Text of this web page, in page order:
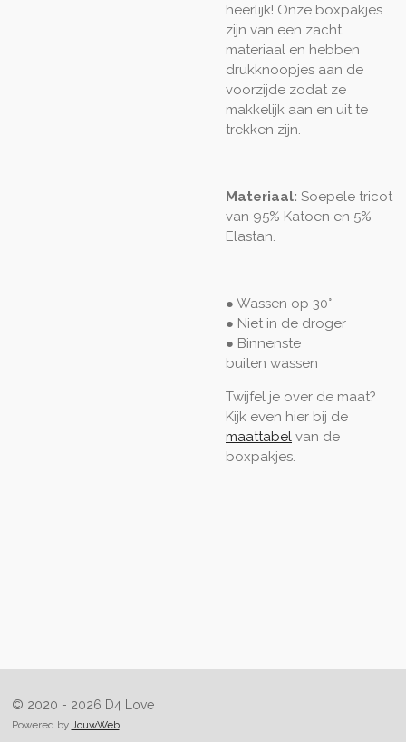
heerlijk! Onze boxpakjes
zijn van een zacht
materiaal en hebben
drukknoopjes aan de
voorzijde zodat ze
makkelijk aan en uit te
trekken zijn.
Materiaal: Soepele tricot
van 95% Katoen en 5%
Elastan.
● Wassen op 30°
● Niet in de droger
● Binnenste
buiten wassen
Twijfel je over de maat?
Kijk even hier bij de
maattabel van de
boxpakjes.
© 2020 - 2026 D4 Love
Powered by JouwWeb